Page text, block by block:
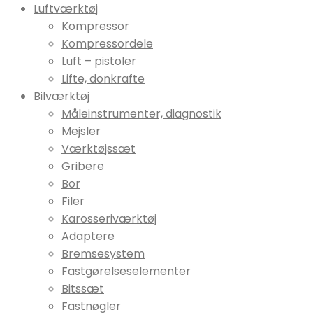
Luftværktøj
Kompressor
Kompressordele
Luft – pistoler
Lifte, donkrafte
Bilværktøj
Måleinstrumenter, diagnostik
Mejsler
Værktøjssæt
Gribere
Bor
Filer
Karosseriværktøj
Adaptere
Bremsesystem
Fastgørelseselementer
Bitssæt
Fastnøgler